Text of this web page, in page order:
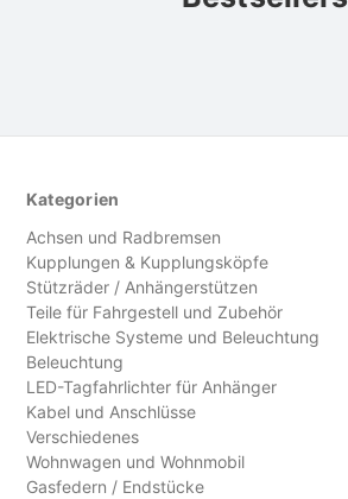
Kategorien
Achsen und Radbremsen
Kupplungen & Kupplungsköpfe
Stützräder / Anhängerstützen
Teile für Fahrgestell und Zubehör
Elektrische Systeme und Beleuchtung
Beleuchtung
LED-Tagfahrlichter für Anhänger
Kabel und Anschlüsse
Verschiedenes
Wohnwagen und Wohnmobil
Gasfedern / Endstücke